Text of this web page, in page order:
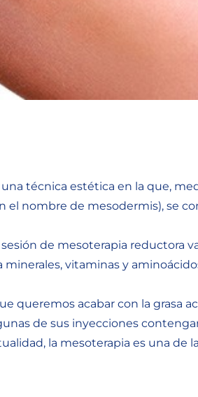
técnica estética en la que,
el nombre de mesodermis), se
de mesoterapia reductora
vitaminas y
queremos acabar con la grasa
de sus inyecciones
la mesoterapia es una de